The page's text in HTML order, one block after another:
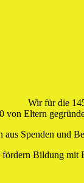
Wir für die
von Eltern
Spenden und
Bildung mit